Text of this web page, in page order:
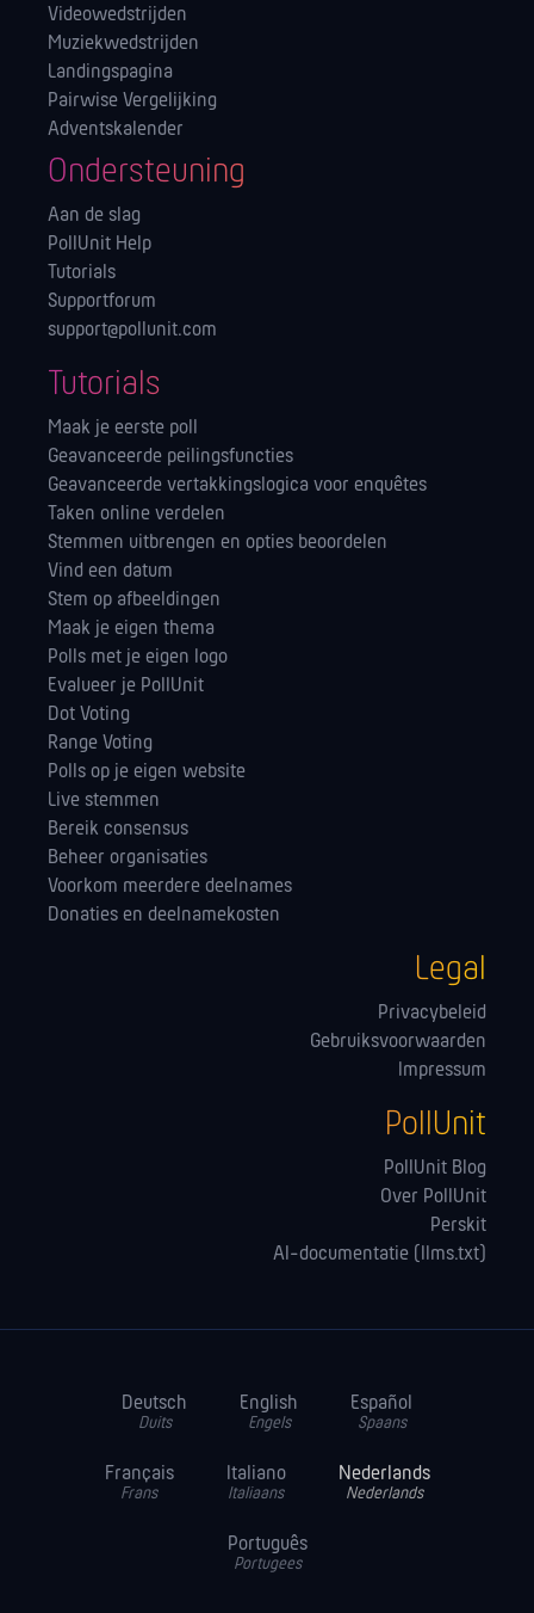
Videowedstrijden
Muziekwedstrijden
Landingspagina
Pairwise Vergelijking
Adventskalender
Ondersteuning
Aan de slag
PollUnit Help
Tutorials
Supportforum
support@pollunit.com
Tutorials
Maak je eerste poll
Geavanceerde peilingsfuncties
Geavanceerde vertakkingslogica voor enquêtes
Taken online verdelen
Stemmen uitbrengen en opties beoordelen
Vind een datum
Stem op afbeeldingen
Maak je eigen thema
Polls met je eigen logo
Evalueer je PollUnit
Dot Voting
Range Voting
Polls op je eigen website
Live stemmen
Bereik consensus
Beheer organisaties
Voorkom meerdere deelnames
Donaties en deelnamekosten
Legal
Privacybeleid
Gebruiksvoorwaarden
Impressum
PollUnit
PollUnit Blog
Over PollUnit
Perskit
AI-documentatie (llms.txt)
Deutsch
Duits
English
Engels
Español
Spaans
Français
Frans
Italiano
Italiaans
Nederlands
Nederlands
Português
Portugees